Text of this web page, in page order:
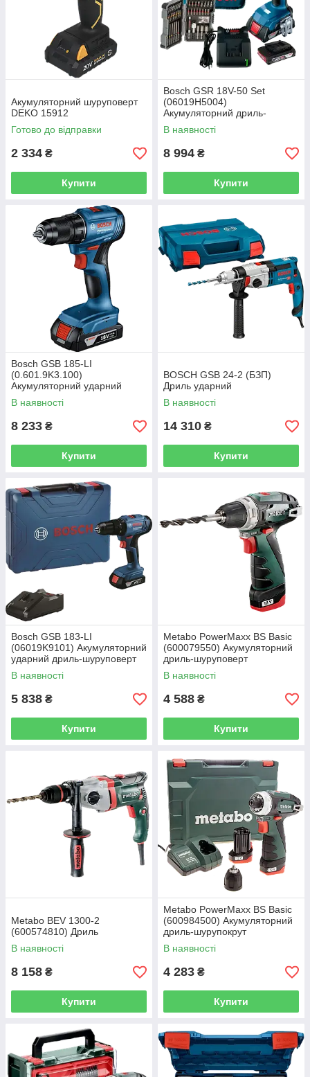
Акумуляторний шуруповерт
DEKO 15912
Готово до відправки
2 334 ₴
Купити
Bosch GSR 18V-50 Set
(06019H5004)
Акумуляторний дриль-
шурупокрут
В наявності
8 994 ₴
Купити
Bosch GSB 185-LI
(0.601.9K3.100)
Акумуляторний ударний
дриль-шурупокрут
В наявності
8 233 ₴
Купити
BOSCH GSB 24-2 (БЗП)
Дриль ударний
В наявності
14 310 ₴
Купити
Bosch GSB 183-LI
(06019K9101) Акумуляторний
ударний дриль-шуруповерт
В наявності
5 838 ₴
Купити
Metabo PowerMaxx BS Basic
(600079550) Акумуляторний
дриль-шуруповерт
В наявності
4 588 ₴
Купити
Metabo BEV 1300-2
(600574810) Дриль
В наявності
8 158 ₴
Купити
Metabo PowerMaxx BS Basic
(600984500) Акумуляторний
дриль-шурупокрут
В наявності
4 283 ₴
Купити